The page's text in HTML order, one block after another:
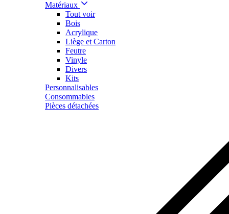
Matériaux
Tout voir
Bois
Acrylique
Liège et Carton
Feutre
Vinyle
Divers
Kits
Personnalisables
Consommables
Pièces détachées